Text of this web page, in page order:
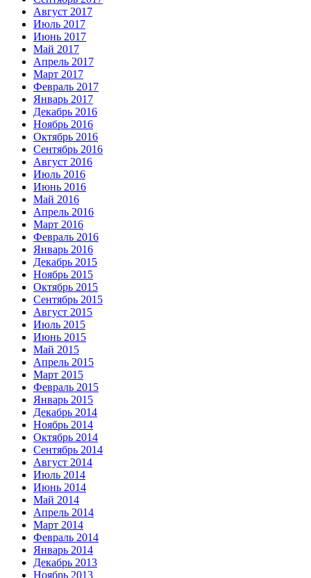
Август 2017
Июль 2017
Июнь 2017
Май 2017
Апрель 2017
Март 2017
Февраль 2017
Январь 2017
Декабрь 2016
Ноябрь 2016
Октябрь 2016
Сентябрь 2016
Август 2016
Июль 2016
Июнь 2016
Май 2016
Апрель 2016
Март 2016
Февраль 2016
Январь 2016
Декабрь 2015
Ноябрь 2015
Октябрь 2015
Сентябрь 2015
Август 2015
Июль 2015
Июнь 2015
Май 2015
Апрель 2015
Март 2015
Февраль 2015
Январь 2015
Декабрь 2014
Ноябрь 2014
Октябрь 2014
Сентябрь 2014
Август 2014
Июль 2014
Июнь 2014
Май 2014
Апрель 2014
Март 2014
Февраль 2014
Январь 2014
Декабрь 2013
Ноябрь 2013